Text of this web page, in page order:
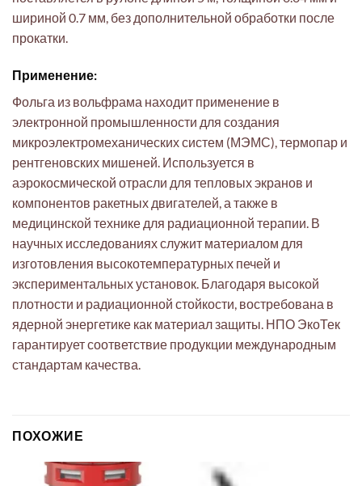
шириной 0.7 мм, без дополнительной обработки после
прокатки.
Применение:
Фольга из вольфрама находит применение в
электронной промышленности для создания
микроэлектромеханических систем (МЭМС), термопар и
рентгеновских мишеней. Используется в
аэрокосмической отрасли для тепловых экранов и
компонентов ракетных двигателей, а также в
медицинской технике для радиационной терапии. В
научных исследованиях служит материалом для
изготовления высокотемпературных печей и
экспериментальных установок. Благодаря высокой
плотности и радиационной стойкости, востребована в
ядерной энергетике как материал защиты. НПО ЭкоТек
гарантирует соответствие продукции международным
стандартам качества.
ПОХОЖИЕ